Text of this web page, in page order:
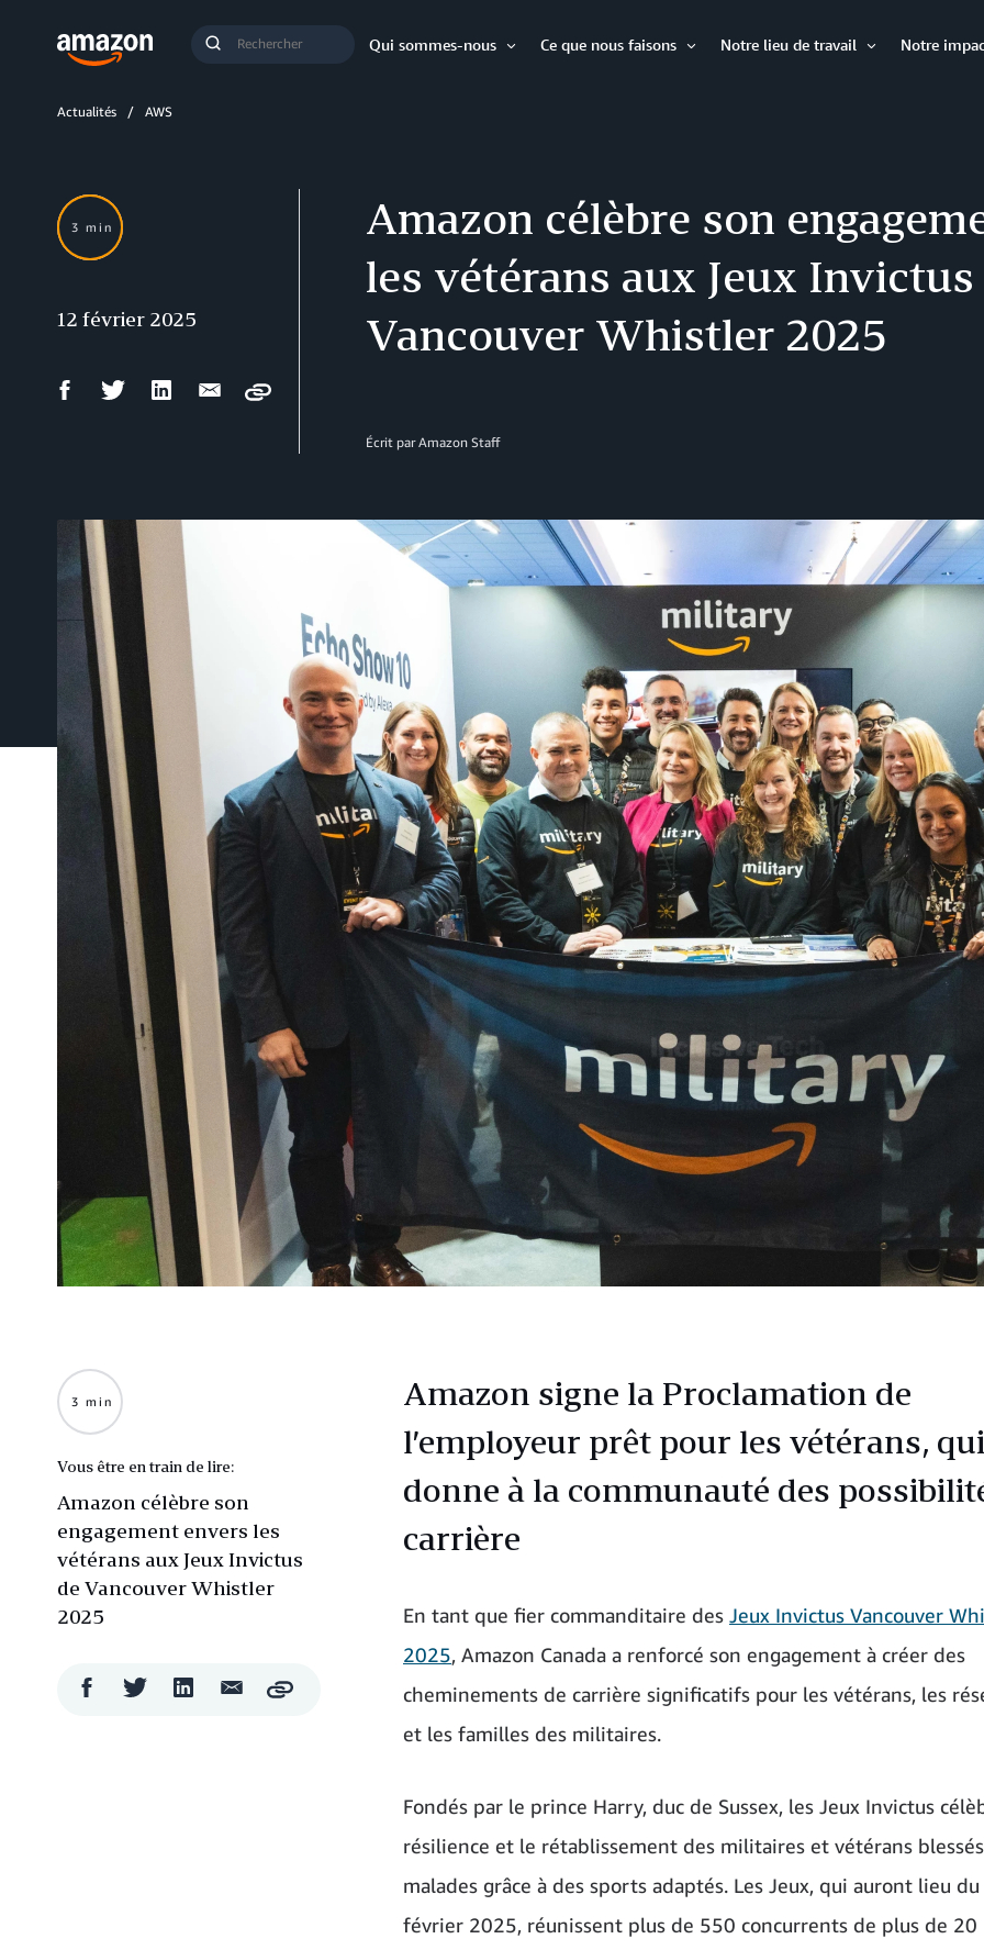
Lancer
de
Qui sommes-nous
Ce que nous faisons
Notre lieu de travail
Notre
Actualités AWS
Amazon célèbre son
les vétérans aux Jeux Invictus
Vancouver Whistler 2025
Écrit par Amazon Staff
3 min
12 février 2025
PartagerPartagerPartagerPartager
Copy
Amazon signe la Proclamation de
l’employeur prêt pour les vétérans, qui
donne à la communauté des
carrière
En tant que fier commanditaire des Jeux Invictus Vancouver
2025, Amazon Canada a renforcé son engagement à créer des
cheminements de carrière significatifs pour les vétérans, les
et les familles des militaires.
Fondés par le prince Harry, duc de Sussex, les Jeux Invictus
résilience et le rétablissement des militaires et vétérans
malades grâce à des sports adaptés. Les Jeux, qui auront lieu
février 2025, réunissent plus de 550 concurrents de plus de 20
3 min
Vous être en train de lire:
Amazon célèbre son
engagement envers les
vétérans aux Jeux Invictus
de Vancouver Whistler
2025
PartagerPartagerPartagerPartager
Copy